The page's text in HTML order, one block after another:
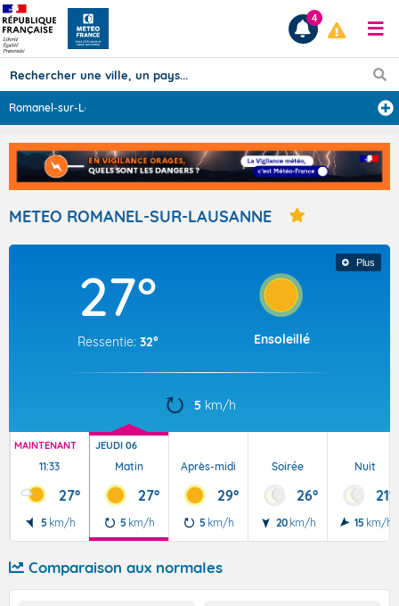
Prévisions
TOUS LES RÉSULTATS
Articles
4
Romanel-sur-Lau
METEO ROMANEL-SUR-LAUSANNE
Plus
27°
Ressentie: 32° Ensoleillé
5 km/h
MAINTENANT
11:33
27°
5 km/h
JEUDI 06
Matin
27°
5 km/h
Après-midi
29°
5 km/h
Soirée
26°
20 km/h
Nuit
21°
15 km/h
Comparaison aux normales